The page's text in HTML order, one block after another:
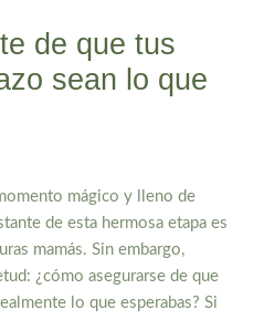
de que tus
sean lo que
mágico y lleno de
de esta hermosa etapa es
mamás. Sin embargo,
¿cómo asegurarse de que
lo que esperabas? Si